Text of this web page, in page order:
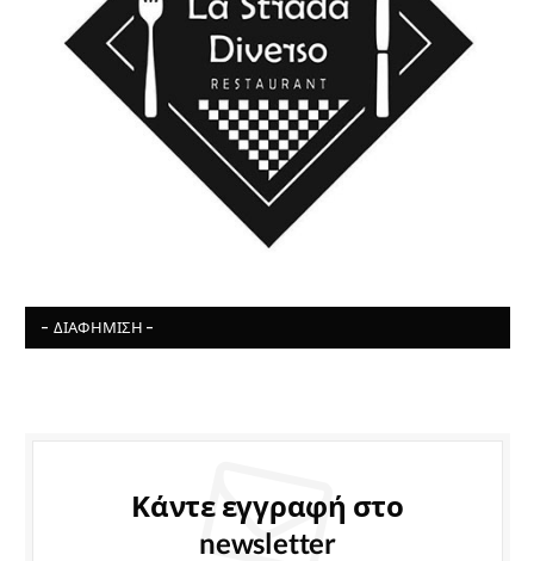
- ΔΙΑΦΉΜΙΣΗ -
Κάντε εγγραφή στο
newsletter